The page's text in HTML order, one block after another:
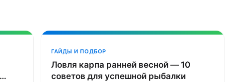
ГАЙДЫ И ПОДБОР
Ловля карпа ранней весной — 10
советов для успешной рыбалки